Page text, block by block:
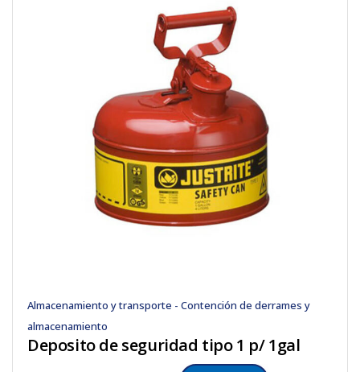
Almacenamiento y transporte - Contención de derrames y
almacenamiento
Deposito de seguridad tipo 1 p/ 1gal